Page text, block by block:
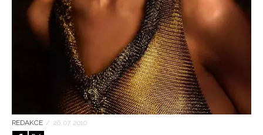
REDAKCE / 26. 07. 2010